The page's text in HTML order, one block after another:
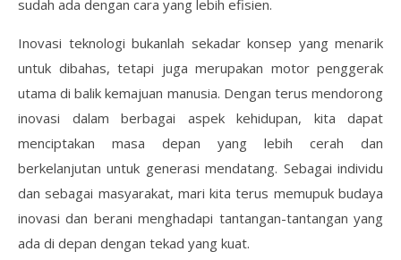
sudah ada dengan cara yang lebih efisien.
Inovasi teknologi bukanlah sekadar konsep yang menarik
untuk dibahas, tetapi juga merupakan motor penggerak
utama di balik kemajuan manusia. Dengan terus mendorong
inovasi dalam berbagai aspek kehidupan, kita dapat
menciptakan masa depan yang lebih cerah dan
berkelanjutan untuk generasi mendatang. Sebagai individu
dan sebagai masyarakat, mari kita terus memupuk budaya
inovasi dan berani menghadapi tantangan-tantangan yang
ada di depan dengan tekad yang kuat.